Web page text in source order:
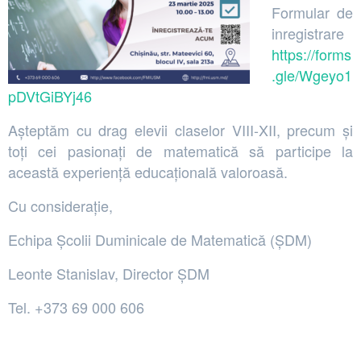
Formular de
inregistrare
https://forms
.gle/Wgeyo1
pDVtGiBYj46
Așteptăm cu drag elevii claselor VIII-XII, precum și
toți cei pasionați de matematică să participe la
această experiență educațională valoroasă.
Cu considerație,
Echipa Școlii Duminicale de Matematică (ȘDM)
Leonte Stanislav, Director ȘDM
Tel. +373 69 000 606